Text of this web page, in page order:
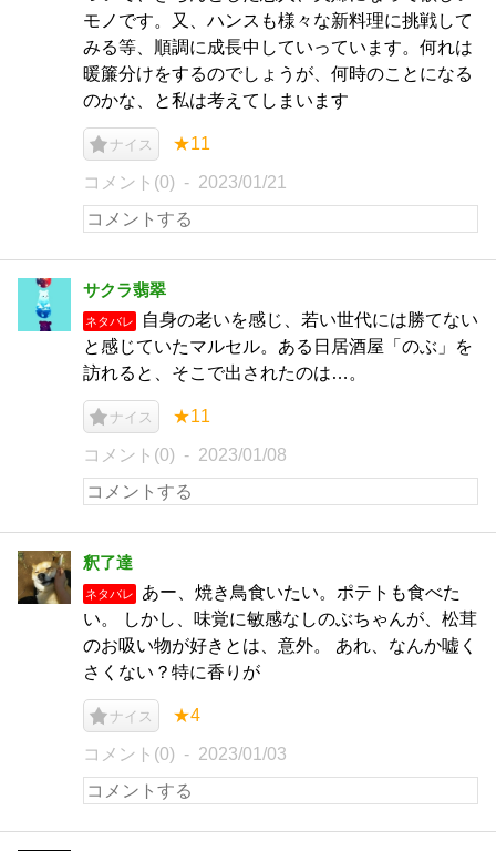
モノです。又、ハンスも様々な新料理に挑戦して
みる等、順調に成長中していっています。何れは
暖簾分けをするのでしょうが、何時のことになる
のかな、と私は考えてしまいます
ナイス ★11
コメント(0) 2023/01/21
サクラ翡翠
ネタバレ
自身の老いを感じ、若い世代には勝てない
と感じていたマルセル。ある日居酒屋「のぶ」を
訪れると、そこで出されたのは…。
ナイス ★11
コメント(0) 2023/01/08
釈了達
ネタバレ
あー、焼き鳥食いたい。ポテトも食べた
い。 しかし、味覚に敏感なしのぶちゃんが、松茸
のお吸い物が好きとは、意外。 あれ、なんか嘘く
さくない？特に香りが
ナイス ★4
コメント(0) 2023/01/03